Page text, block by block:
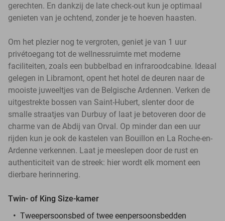
gerechten. En dankzij de late check-out kun je optimaal
genieten van je ochtend, zonder je te hoeven haasten.
Om het plezier nog te vergroten, geniet je van 1 uur
privétoegang tot de wellnessruimte met moderne
faciliteiten, zoals een bubbelbad en infraroodcabine. Ideaal
gelegen in Libramont, opent het hotel de deuren naar de
mooiste juweeltjes van de Belgische Ardennen. Verken de
uitgestrekte bossen van Saint-Hubert, slenter door de
smalle straatjes van Durbuy of laat je betoveren door de
charme van de Abdij van Orval. Op minder dan een uur
rijden kun je ook de kastelen van Bouillon en La Roche-en-
Ardenne verkennen. Laat je meeslepen door de rust en
authenticiteit van de streek: hier wordt elk moment een
dierbare herinnering.
Twin- of King Size-kamer
Tweepersoonsbed of twee eenpersoonsbedden